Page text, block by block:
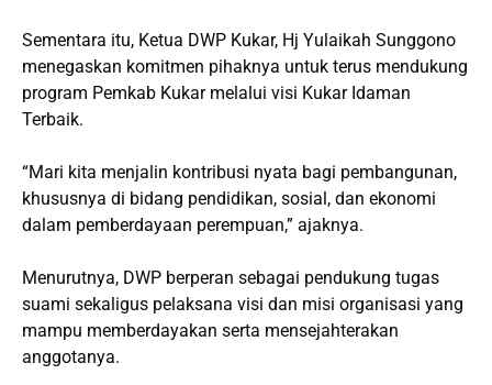
Sementara itu, Ketua DWP Kukar, Hj Yulaikah Sunggono
menegaskan komitmen pihaknya untuk terus mendukung
program Pemkab Kukar melalui visi Kukar Idaman
Terbaik.
“Mari kita menjalin kontribusi nyata bagi pembangunan,
khususnya di bidang pendidikan, sosial, dan ekonomi
dalam pemberdayaan perempuan,” ajaknya.
Menurutnya, DWP berperan sebagai pendukung tugas
suami sekaligus pelaksana visi dan misi organisasi yang
mampu memberdayakan serta mensejahterakan
anggotanya.